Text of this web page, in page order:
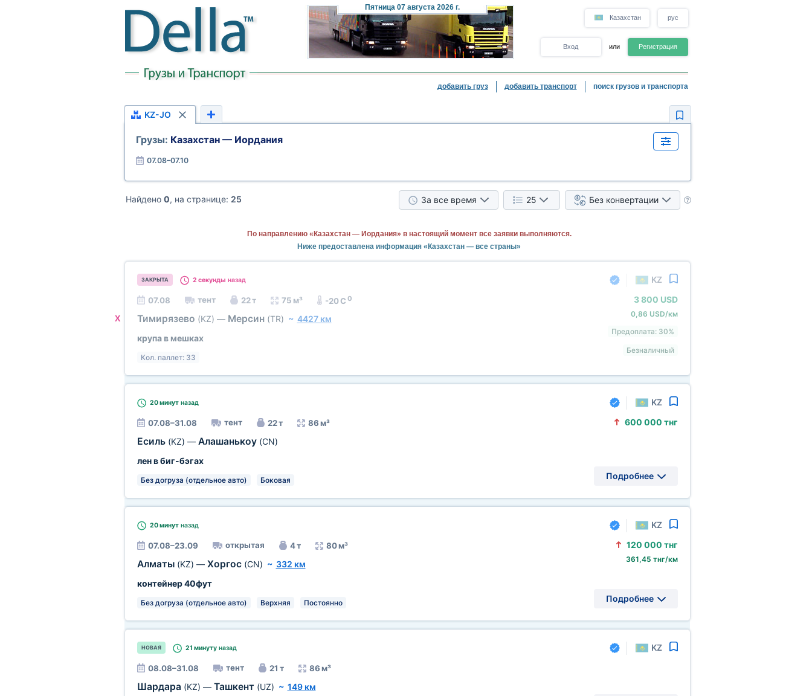
Пятница07 августа 2026 г.
Казахстан рус
Вход или Регистрация
добавить груз добавить транспорт поиск грузов и транспорта
KZ-JO
Грузы: Казахстан — Иордания
07.08–07.10
Найдено 0, на странице: 25 За все время 25 Без конвертации
По направлению «Казахстан — Иордания» в настоящий момент все заявки выполняются.
Ниже предоставлена информация «Казахстан — все страны»
X
ЗАКРЫТА 2 секунды назад KZ
07.08 тент 22 т 75 м³ -20 C 0
Тимирязево (KZ) — Мерсин (TR) ~ 4427 км
крупа в мешках
Кол. паллет: 33
3 800 USD
0,86 USD/км
Предоплата: 30%
Безналичный
20 минутназад KZ
07.08–31.08 тент 22 т 86 м³
Есиль (KZ) — Алашанькоу (CN)
лен в биг-бэгах
Без догруза (отдельное авто) Боковая
600 000 тнг
Подробнее
20 минутназад KZ
07.08–23.09 открытая 4 т 80 м³
Алматы (KZ) — Хоргос (CN) ~ 332 км
контейнер 40фут
Без догруза (отдельное авто) Верхняя Постоянно
120 000 тнг
361,45 тнг/км
Подробнее
НОВАЯ 21 минутуназад KZ
08.08–31.08 тент 21 т 86 м³
Шардара (KZ) — Ташкент (UZ) ~ 149 км